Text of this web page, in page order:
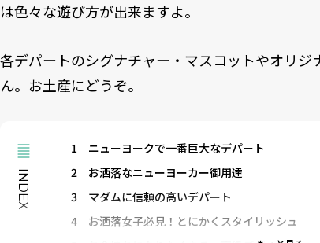
は色々な遊び方が出来ますよ。
各デパートのシグナチャー・マスコットやオリ
ん。お土産にどうぞ。
INDEX
1
ニューヨークで一番巨大なデパート
2
お洒落なニューヨーカー御用達
3
マダムに信頼の高いデパート
4
お洒落女子必見！とにかくスタイリッシュ